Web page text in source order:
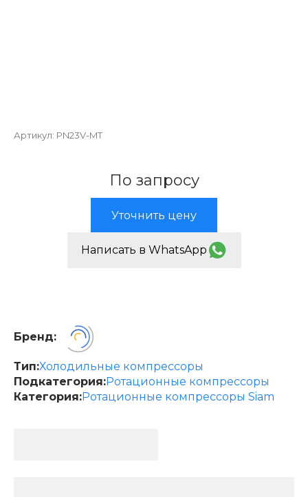
Артикул: PN23V-MT
По запросу
Уточнить цену
Написать в WhatsApp
Бренд:
Тип:Холодильные компрессоры
Подкатегория:Ротационные компрессоры
Категория:Ротационные компрессоры Siam